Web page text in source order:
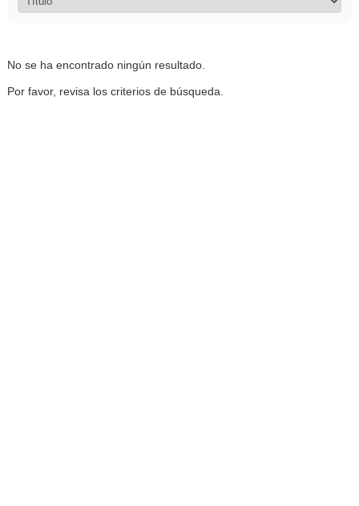
No se ha encontrado ningún resultado.
Por favor, revisa los criterios de búsqueda.